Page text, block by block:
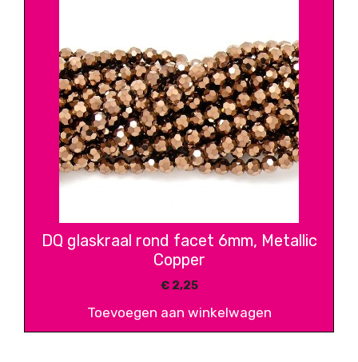
DQ glaskraal rond facet 6mm, Metallic
Copper
€2,25
Toevoegen aan winkelwagen